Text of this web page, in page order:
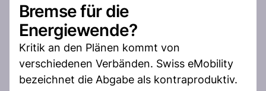
Bremse für die
Energiewende?
Kritik an den Plänen kommt von
verschiedenen Verbänden. Swiss eMobility
bezeichnet die Abgabe als kontraproduktiv.